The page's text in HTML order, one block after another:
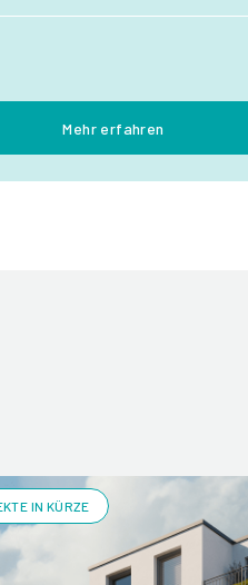
Mehr erfahren
IN KÜRZE